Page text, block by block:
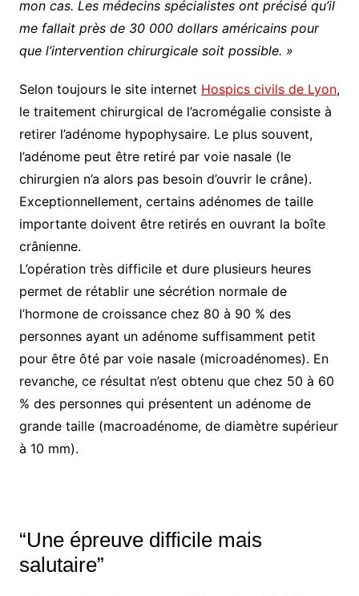
mon cas. Les médecins spécialistes ont précisé qu’il
me fallait près de 30 000 dollars américains pour
que l’intervention chirurgicale soit possible. »
Selon toujours le site internet Hospics civils de Lyon,
le traitement chirurgical de l’acromégalie consiste à
retirer l’adénome hypophysaire. Le plus souvent,
l’adénome peut être retiré par voie nasale (le
chirurgien n’a alors pas besoin d’ouvrir le crâne).
Exceptionnellement, certains adénomes de taille
importante doivent être retirés en ouvrant la boîte
crânienne.
L’opération très difficile et dure plusieurs heures
permet de rétablir une sécrétion normale de
l’hormone de croissance chez 80 à 90 % des
personnes ayant un adénome suffisamment petit
pour être ôté par voie nasale (microadénomes). En
revanche, ce résultat n’est obtenu que chez 50 à 60
% des personnes qui présentent un adénome de
grande taille (macroadénome, de diamètre supérieur
à 10 mm).
“Une épreuve difficile mais
salutaire”